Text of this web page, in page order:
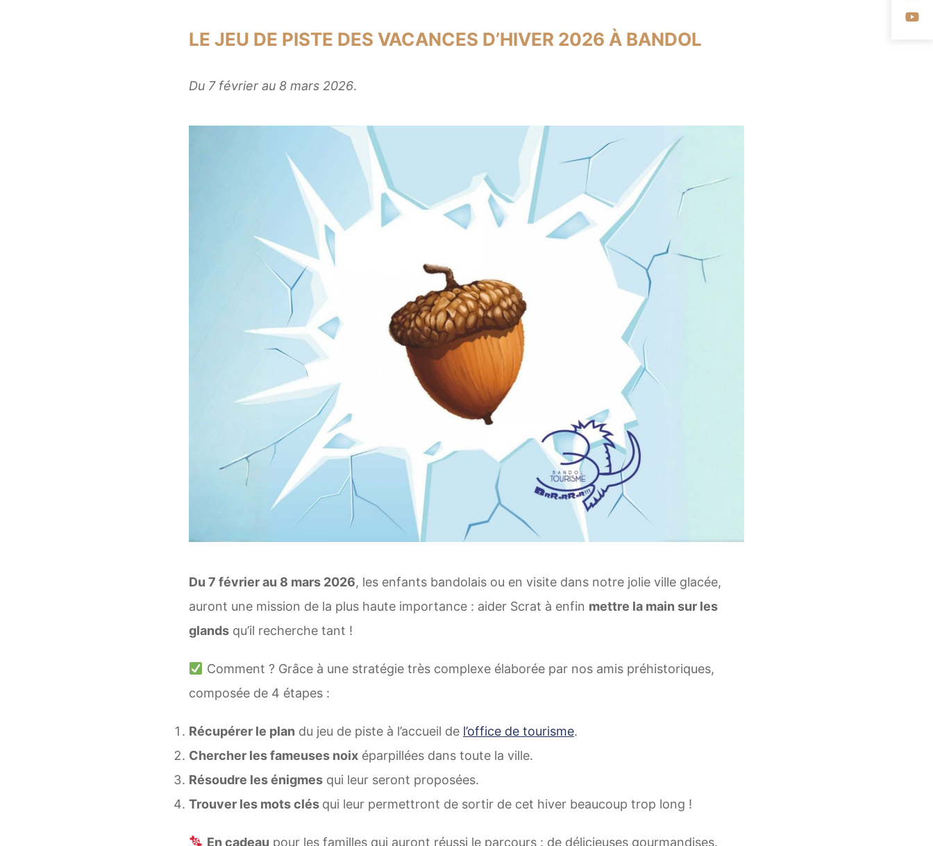
LE JEU DE PISTE DES VACANCES D’HIVER 2026 À BANDOL
Du 7 février au 8 mars 2026.
Du 7 février au 8 mars 2026, les enfants bandolais ou en visite dans notre jolie ville glacée,
auront une mission de la plus haute importance : aider Scrat à enfin mettre la main sur les
glands qu’il recherche tant !
Comment ? Grâce à une stratégie très complexe élaborée par nos amis préhistoriques,
composée de 4 étapes :
Récupérer le plan du jeu de piste à l’accueil de l’office de tourisme.
Chercher les fameuses noix éparpillées dans toute la ville.
Résoudre les énigmes qui leur seront proposées.
Trouver les mots clés qui leur permettront de sortir de cet hiver beaucoup trop long !
En cadeau pour les familles qui auront réussi le parcours : de délicieuses gourmandises.